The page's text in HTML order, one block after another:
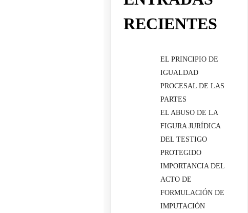
RECIENTES
EL PRINCIPIO DE
IGUALDAD
PROCESAL DE LAS
PARTES
EL ABUSO DE LA
FIGURA JURÍDICA
DEL TESTIGO
PROTEGIDO
IMPORTANCIA DEL
ACTO DE
FORMULACIÓN DE
IMPUTACIÓN